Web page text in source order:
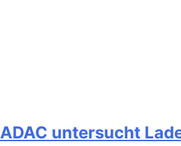
ADAC untersucht